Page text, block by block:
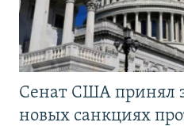
Сенат США принял
новых санкциях